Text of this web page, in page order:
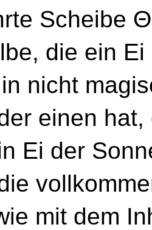
Scheibe
die ein
nicht
einen
Ei der
mit dem